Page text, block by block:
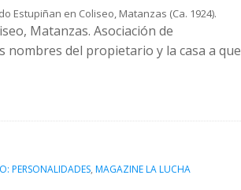
Estupiñan en Coliseo, Matanzas (Ca. 1924).
Matanzas. Asociación de
nombres del propietario y la casa a que
PERSONALIDADES, MAGAZINE LA LUCHA